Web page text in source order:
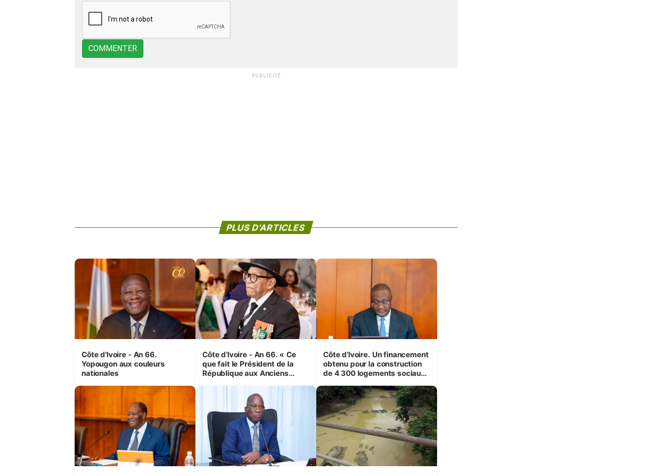
COMMENTER
PUBLICITÉ
PLUS D'ARTICLES
Côte d'Ivoire - An 66.
Yopougon aux couleurs
nationales
Côte d’Ivoire - An 66. « Ce
que fait le Président de la
République aux Anciens
(Cne Yassoungo Koné ®)
Côte d’Ivoire. Un financement
obtenu pour la construction
de 4 300 logements sociaux
Bouaké et Yamoussoukro